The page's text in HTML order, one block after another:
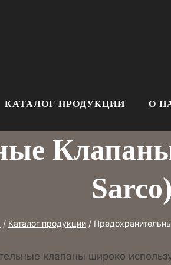
КАТАЛОГ ПРОДУКЦИИ О
Sarco)
/ Каталог продукции /
клапаны широко